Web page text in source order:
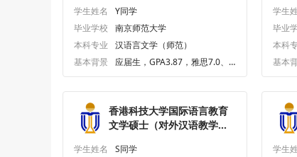
学生姓名
Y同学
毕业学校
南京师范大学
本科专业
汉语言文学（师范）
基本背景
应届生，GPA3.87，雅思7.0、
学生
毕业
本科
基本
香港科技大学国际语言教育
文学硕士（对外汉语教学）
学生姓名
S同学
学生